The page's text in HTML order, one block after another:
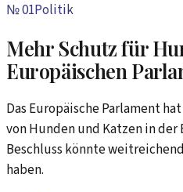
№01Politik
Mehr Schutz für
Europäischen
Das Europäische Parlament
von Hunden und Katzen in der
Beschluss könnte
haben.